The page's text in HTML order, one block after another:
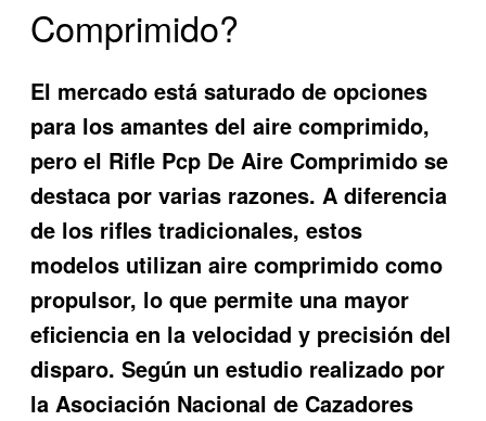
Comprimido?
El mercado está saturado de opciones
para los amantes del aire comprimido,
pero el Rifle Pcp De Aire Comprimido se
destaca por varias razones. A diferencia
de los rifles tradicionales, estos
modelos utilizan aire comprimido como
propulsor, lo que permite una mayor
eficiencia en la velocidad y precisión del
disparo. Según un estudio realizado por
la Asociación Nacional de Cazadores